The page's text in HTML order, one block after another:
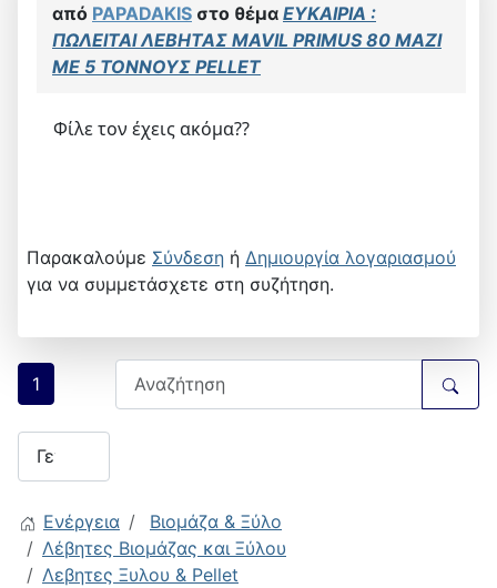
από PAPADAKIS στο θέμα ΕΥΚΑΙΡΙΑ :
ΠΩΛΕΙΤΑΙ ΛΕΒΗΤΑΣ MAVIL PRIMUS 80 MAZI
ME 5 TOΝΝΟΥΣ PELLET
Φίλε τον έχεις ακόμα??
Παρακαλούμε Σύνδεση ή Δημιουργία λογαριασμού
για να συμμετάσχετε στη συζήτηση.
1
Ενέργεια
Βιομάζα & Ξύλο
Λέβητες Βιομάζας και Ξύλου
Λεβητες Ξυλου & Pellet